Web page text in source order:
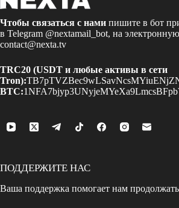
Чтобы связаться с нами пишите в бот
в Telegram @nextamail_bot, на
contact@nexta.tv
TRC20 (USDT и любые активы в сети
Tron):
BTC:
ПОДДЕРЖИТЕ НАС
Ваша поддержка помогает нам